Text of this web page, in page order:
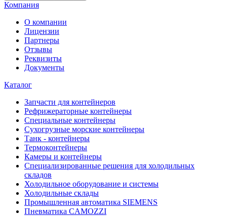
Компания
О компании
Лицензии
Партнеры
Отзывы
Реквизиты
Документы
Каталог
Запчасти для контейнеров
Рефрижераторные контейнеры
Специальные контейнеры
Сухогрузные морские контейнеры
Танк - контейнеры
Термоконтейнеры
Камеры и контейнеры
Специализированные решения для холодильных
складов
Холодильное оборудование и системы
Холодильные склады
Промышленная автоматика SIEMENS
Пневматика CAMOZZI